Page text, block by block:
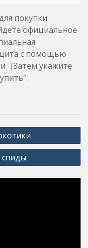
покупки
официальное
с помощью
|Затем укажите
спиды